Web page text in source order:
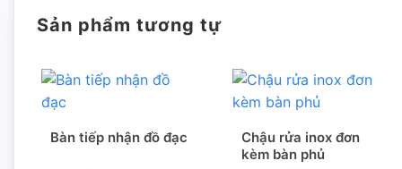
Sản phẩm tương tự
Bàn tiếp nhận đồ đạc
Chậu rửa inox đơn
kèm bàn phủ